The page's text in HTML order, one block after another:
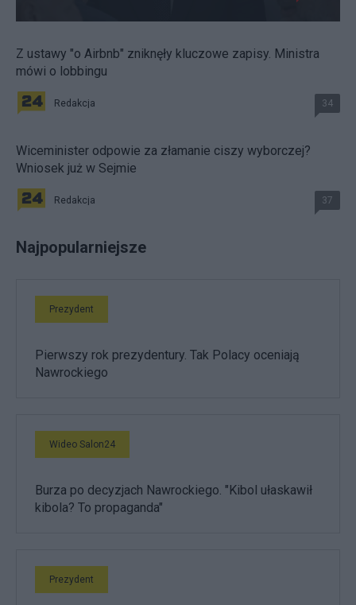
Z ustawy "o Airbnb" zniknęły kluczowe zapisy. Ministra
mówi o lobbingu
Redakcja 34
Wiceminister odpowie za złamanie ciszy wyborczej?
Wniosek już w Sejmie
Redakcja 37
Najpopularniejsze
Prezydent
Pierwszy rok prezydentury. Tak Polacy oceniają
Nawrockiego
Wideo Salon24
Burza po decyzjach Nawrockiego. "Kibol ułaskawił
kibola? To propaganda"
Prezydent